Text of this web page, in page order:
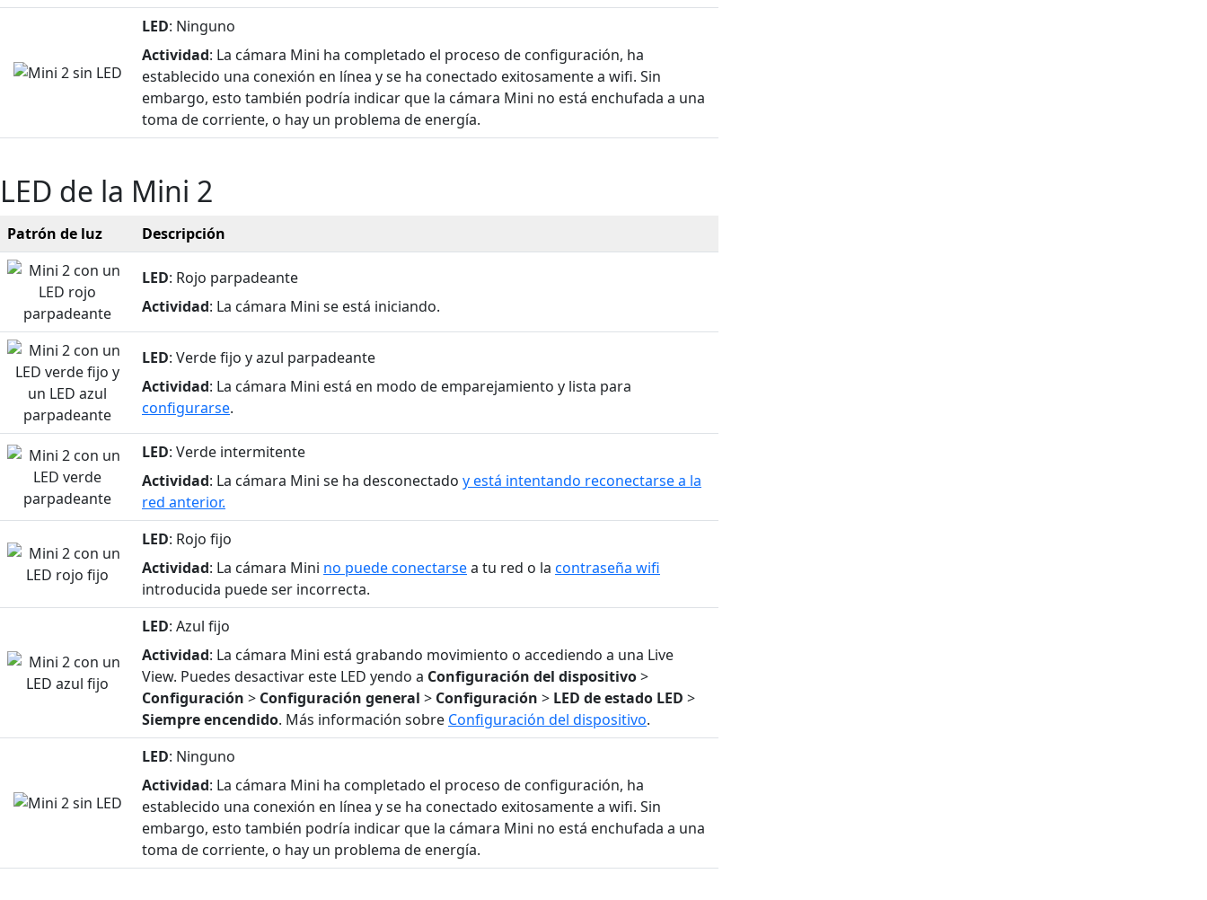
LED: Ninguno
Actividad: La cámara Mini ha completado el proceso de configuración, ha
establecido una conexión en línea y se ha conectado exitosamente a wifi. Sin
embargo, esto también podría indicar que la cámara Mini no está enchufada a una
toma de corriente, o hay un problema de energía.
LED de la Mini 2
Patrón de luz Descripción
LED: Rojo parpadeante
Actividad: La cámara Mini se está iniciando.
LED: Verde fijo y azul parpadeante
Actividad: La cámara Mini está en modo de emparejamiento y lista para
configurarse.
LED: Verde intermitente
Actividad: La cámara Mini se ha desconectado y está intentando reconectarse a la
red anterior.
LED: Rojo fijo
Actividad: La cámara Mini no puede conectarsea tu red o la contraseña wifi
introducida puede ser incorrecta.
LED: Azul fijo
Actividad: La cámara Mini está grabando movimiento o accediendo a una Live
View. Puedes desactivar este LED yendo a Configuración del dispositivo>
Configuración > Configuración general > Configuración > LED de estado LED >
Siempre encendido. Más información sobre Configuración del dispositivo.
LED: Ninguno
Actividad: La cámara Mini ha completado el proceso de configuración, ha
establecido una conexión en línea y se ha conectado exitosamente a wifi. Sin
embargo, esto también podría indicar que la cámara Mini no está enchufada a una
toma de corriente, o hay un problema de energía.